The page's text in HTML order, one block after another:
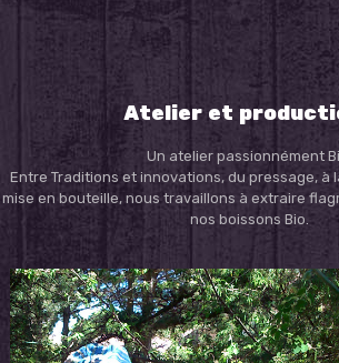
Atelier et
Un atelier passionnément
Entre Traditions et innovations, du pressage, à
mise en bouteille, nous travaillons à extraire
nos boissons Bio.